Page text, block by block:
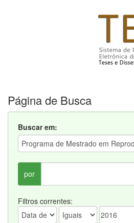
Página de Busca
Buscar em:
por
Filtros correntes: